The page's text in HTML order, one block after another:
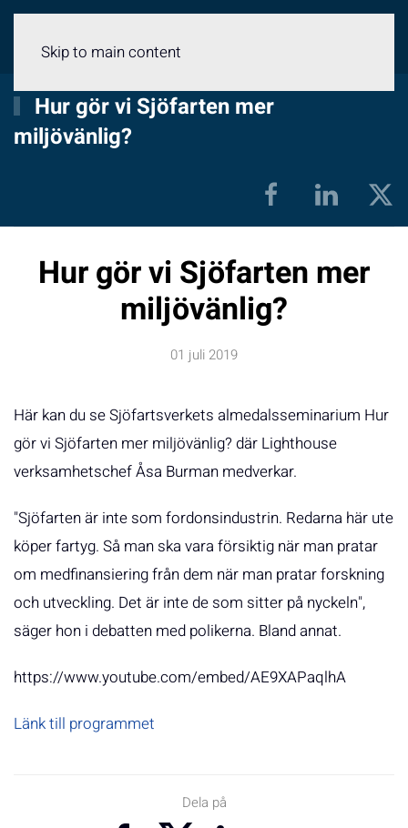
Skip to main content
Hur gör vi Sjöfarten mer
miljövänlig?
Hur gör vi Sjöfarten mer
miljövänlig?
01 juli 2019
Här kan du se Sjöfartsverkets almedalsseminarium Hur
gör vi Sjöfarten mer miljövänlig? där Lighthouse
verksamhetschef Åsa Burman medverkar.
"Sjöfarten är inte som fordonsindustrin. Redarna här ute
köper fartyg. Så man ska vara försiktig när man pratar
om medfinansiering från dem när man pratar forskning
och utveckling. Det är inte de som sitter på nyckeln",
säger hon i debatten med polikerna. Bland annat.
https://www.youtube.com/embed/AE9XAPaqlhA
Länk till programmet
Dela på